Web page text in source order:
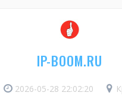
IP-BOOM.RU
2026-05-28 22:02:20